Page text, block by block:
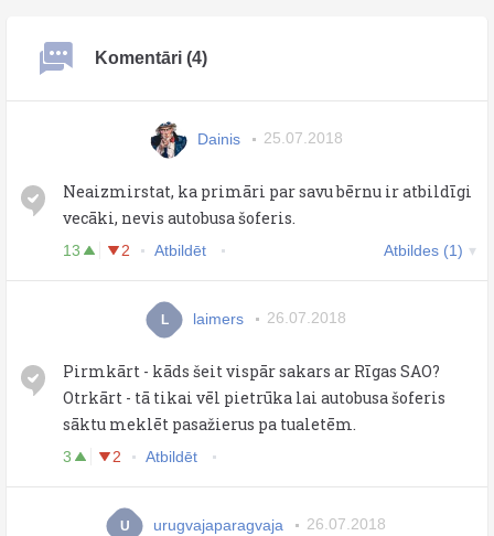
Komentāri (4)
Dainis 25.07.2018
Neaizmirstat, ka primāri par savu bērnu ir atbildīgi
vecāki, nevis autobusa šoferis.
13 2 Atbildēt Atbildes (1)
L laimers 26.07.2018
Pirmkārt - kāds šeit vispār sakars ar Rīgas SAO?
Otrkārt - tā tikai vēl pietrūka lai autobusa šoferis
sāktu meklēt pasažierus pa tualetēm.
3 2 Atbildēt
U urugvajaparagvaja 26.07.2018